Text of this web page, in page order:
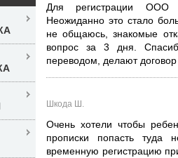
Для регистрации ООО
Неожиданно это стало
не общаюсь, знакомые
вопрос за 3 дня.
переводом, делают
Шкода Ш.
Очень хотели чтобы
прописки попасть туда
временную регистрацию